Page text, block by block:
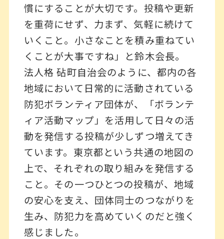
慣にすることが大切です。投稿や更新
を重荷にせず、力まず、気軽に続けて
いくこと。小さなことを積み重ねてい
くことが大事ですね」と鈴木会長。
法人格 砧町自治会のように、都内の各
地域において日常的に活動されている
防犯ボランティア団体が、「ボランテ
ィア活動マップ」を活用して日々の活
動を発信する投稿が少しずつ増えてき
ています。東京都という共通の地図の
上で、それぞれの取り組みを発信する
こと。その一つひとつの投稿が、地域
の安心を支え、団体同士のつながりを
生み、防犯力を高めていくのだと強く
感じました。